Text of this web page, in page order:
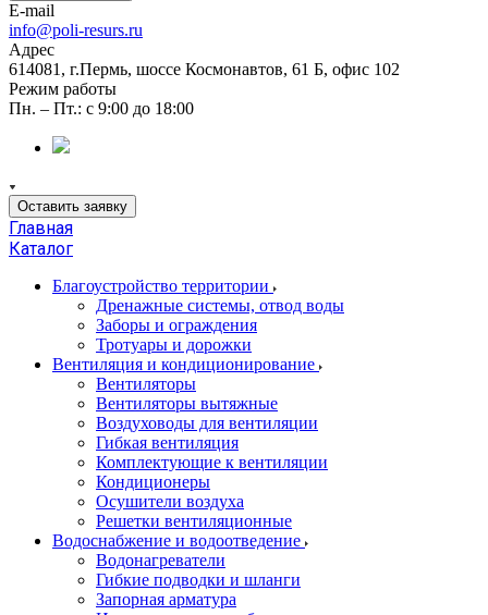
E-mail
info@poli-resurs.ru
Адрес
614081, г.Пермь, шоссе Космонавтов, 61 Б, офис 102
Режим работы
Пн. – Пт.: с 9:00 до 18:00
Оставить заявку
Главная
Каталог
Благоустройство территории
Дренажные системы, отвод воды
Заборы и ограждения
Тротуары и дорожки
Вентиляция и кондиционирование
Вентиляторы
Вентиляторы вытяжные
Воздуховоды для вентиляции
Гибкая вентиляция
Комплектующие к вентиляции
Кондиционеры
Осушители воздуха
Решетки вентиляционные
Водоснабжение и водоотведение
Водонагреватели
Гибкие подводки и шланги
Запорная арматура